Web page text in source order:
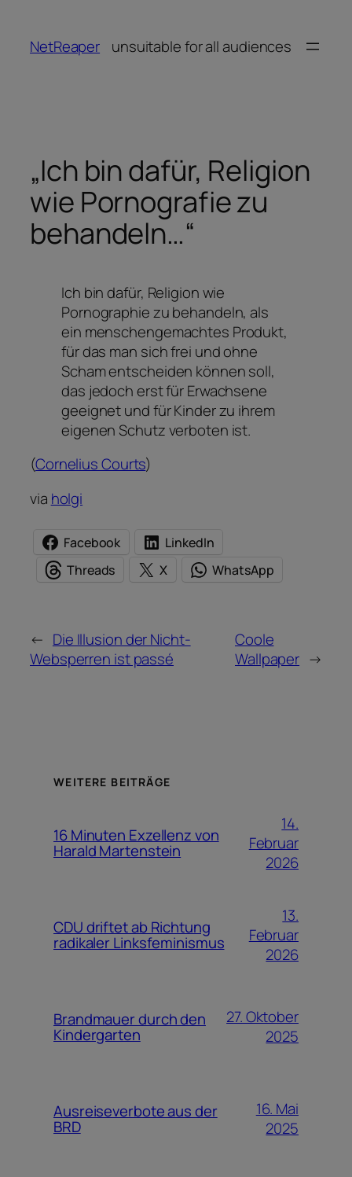
springen
NetReaper unsuitable for all audiences
„Ich bin dafür, Religion
wie Pornografie zu
behandeln…“
Ich bin dafür, Religion wie
Pornographie zu behandeln, als
ein menschengemachtes Produkt,
für das man sich frei und ohne
Scham entscheiden können soll,
das jedoch erst für Erwachsene
geeignet und für Kinder zu ihrem
eigenen Schutz verboten ist.
(Cornelius Courts)
via holgi
Facebook
LinkedIn
Threads
X WhatsApp
← Die Illusion der Nicht-
Websperren ist passé
Coole
Wallpaper →
WEITERE BEITRÄGE
16 Minuten Exzellenz von
Harald Martenstein
14.
Februar
2026
CDU driftet ab Richtung
radikaler Linksfeminismus
13.
Februar
2026
Brandmauer durch den
Kindergarten
27. Oktober
2025
Ausreiseverbote aus der
BRD
16. Mai
2025